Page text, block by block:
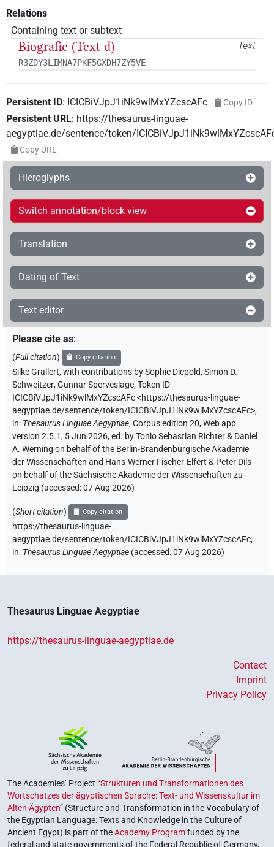
Relations
Containing text or subtext
Text
Biografie (Text d)
R3ZDY3LIMNA7PKF5GXDH7ZY5VE
Persistent ID: ICICBiVJpJ1iNk9wlMxYZcscAFc Copy ID
Persistent URL: https://thesaurus-linguae-
aegyptiae.de/sentence/token/
Copy URL
Hieroglyphs
Switch annotation/block view
Translation
Dating of Text
Text editor
Please cite as:
(Full citation) Copy citation
Silke Grallert,with contributions bySophie Diepold,Simon D.
Schweitzer,Gunnar Sperveslage,Token ID
ICICBiVJpJ1iNk9wlMxYZcscAFc<https://thesaurus-linguae-
aegyptiae.de/sentence/token/ICICBiVJpJ1iNk9wlMxYZcscAFc>,
in: Thesaurus Linguae Aegyptiae,Corpus edition 20, Web app
version 2.5.1, 5 Jun 2026, ed. by Tonio Sebastian Richter & Daniel
A. Werning on behalf of the Berlin-Brandenburgische Akademie
der Wissenschaften and Hans-Werner Fischer-Elfert & Peter Dils
on behalf of the Sächsische Akademie der Wissenschaften zu
Leipzig (accessed:07 Aug 2026)
(Short citation) Copy citation
https://thesaurus-linguae-
aegyptiae.de/sentence/token/ICICBiVJpJ1iNk9wlMxYZcscAFc,
in: Thesaurus Linguae Aegyptiae (accessed:07 Aug 2026)
Thesaurus Linguae Aegyptiae
https://thesaurus-linguae-aegyptiae.de
Contact
Imprint
Privacy Policy
The Academies’ Project “Strukturen und Transformationen des
Wortschatzes der ägyptischen Sprache: Text- und Wissenskultur im
Alten Ägypten” (Structure and Transformation in the Vocabulary of
the Egyptian Language: Texts and Knowledge in the Culture of
Ancient Egypt) is part of theAcademy Programfunded by the
federal and state governments of the Federal Republic of Germany,